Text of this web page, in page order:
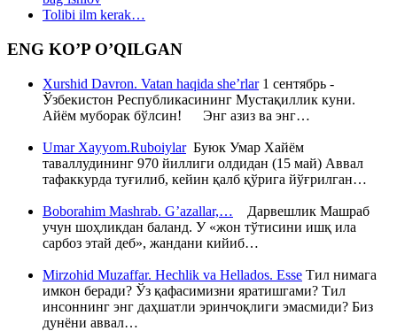
Tolibi ilm kerak…
ENG KO’P O’QILGAN
Xurshid Davron. Vatan haqida she’rlar1 сентябрь -
Ўзбекистон Республикасининг Мустақиллик куни.
Айём муборак бўлсин! Энг азиз ва энг…
Umar Xayyom.RuboiylarБуюк Умар Хайём
таваллудининг 970 йиллиги олдидан (15 май) Аввал
тафаккурда туғилиб, кейин қалб қўрига йўғрилган…
Boborahim Mashrab. G’azallar,… Дарвешлик Машраб
учун шоҳликдан баланд. У «жон тўтисини ишқ ила
сарбоз этай деб», жандани кийиб…
Mirzohid Muzaffar. Hechlik va Hellados. Esse Тил нимага
имкон беради? Ўз қафасимизни яратишгами? Тил
инсоннинг энг даҳшатли эринчоқлиги эмасмиди? Биз
дунёни аввал…